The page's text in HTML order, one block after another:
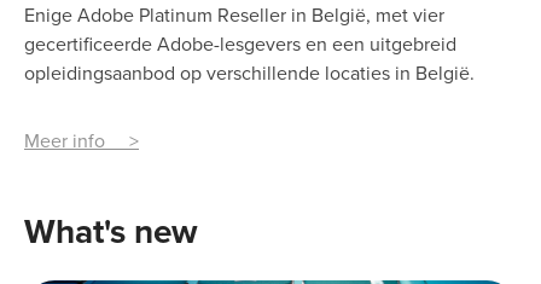
Enige Adobe Platinum Reseller in België, met vier
gecertificeerde Adobe-lesgevers en een uitgebreid
opleidingsaanbod op verschillende locaties in België.
Meer info >
What's new